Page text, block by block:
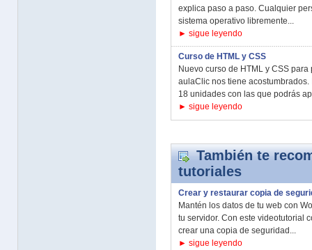
explica paso a paso. Cualquier
sistema operativo libremente...
► sigue leyendo
Curso de HTML y CSS
Nuevo curso de HTML y CSS
aulaClic nos tiene
18 unidades con las que podrás
► sigue leyendo
También te
tutoriales
Crear y restaurar copia de
Mantén los datos de tu web con
tu servidor. Con este videotutorial
crear una copia de seguridad...
► sigue leyendo